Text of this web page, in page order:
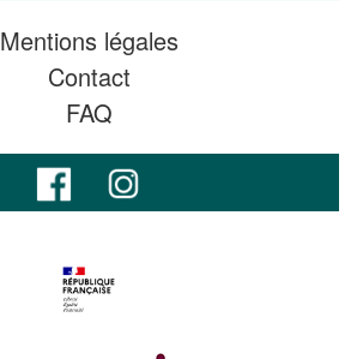
Mentions légales
Contact
FAQ